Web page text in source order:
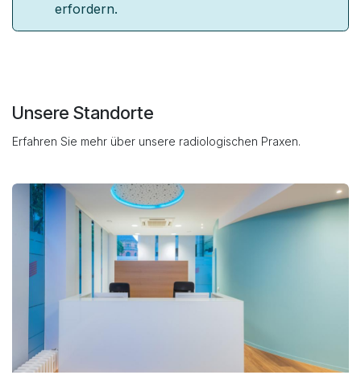
erfordern.
Unsere Standorte
Erfahren Sie mehr über unsere radiologischen Praxen.